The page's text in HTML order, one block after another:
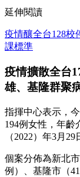
延伸閱讀
疫情釀全台128校
課標準
疫情擴散全台
雄、基隆群聚
指揮中心表示，
194例女性，年齡
（2022）年3月
個案分佈為新北
例）、基隆市（